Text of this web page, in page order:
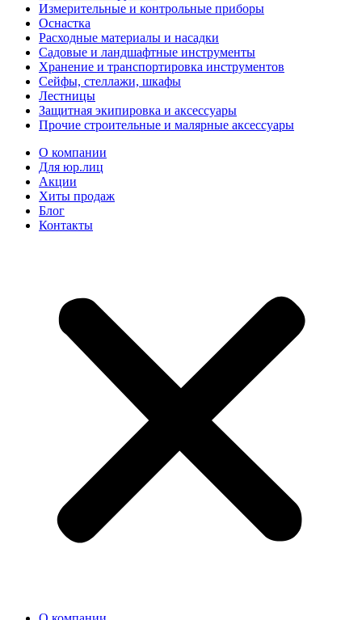
Измерительные и контрольные приборы
Оснастка
Расходные материалы и насадки
Садовые и ландшафтные инструменты
Хранение и транспортировка инструментов
Сейфы, стеллажи, шкафы
Лестницы
Защитная экипировка и аксессуары
Прочие строительные и малярные аксессуары
О компании
Для юр.лиц
Акции
Хиты продаж
Блог
Контакты